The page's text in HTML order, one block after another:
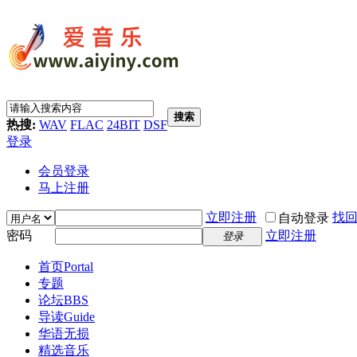
热搜: WAV FLAC 24BIT DSF
搜索
登录
会员登录
马上注册
立即注册 自动登录 找
密码
登录 立即注册
首页Portal
专题
论坛BBS
导读Guide
华语无损
精选音乐